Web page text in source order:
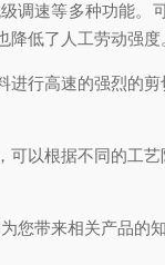
调速等多种功能。
低了人工劳动强度
行高速的强烈的剪
以根据不同的工艺
带来相关产品的知